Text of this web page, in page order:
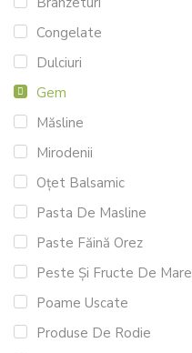
Congelate
Dulciuri
Gem
Măsline
Mirodenii
Oțet Balsamic
Pasta De Masline
Paste Făină Orez
Peste Și Fructe De Mare
Poame Uscate
Produse De Rodie